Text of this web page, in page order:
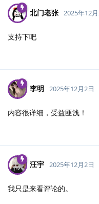
北门老张 2025年12
支持下吧
李明 2025年12月2日
内容很详细，受益匪浅！
汪宇 2025年12月2日
我只是来看评论的。